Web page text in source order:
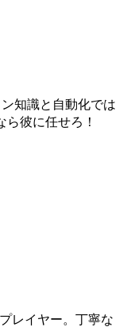
知識と自動化では
ら彼に任せろ！
レイヤー。丁寧な